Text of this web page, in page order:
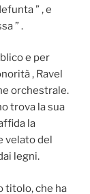
” , e
” .
e per
, Ravel
orchestrale.
trova la sua
la
velato del
legni.
titolo, che ha